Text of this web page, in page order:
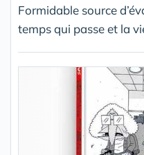
Formidable source
temps qui passe et la